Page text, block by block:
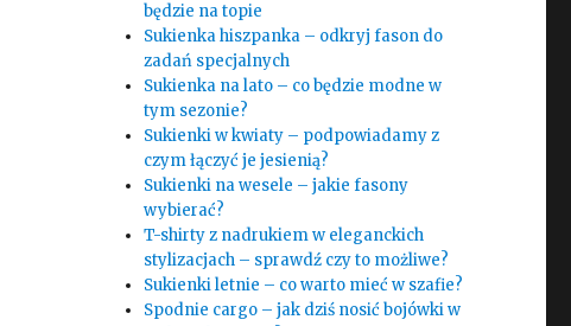
będzie na topie
Sukienka hiszpanka – odkryj fason do
zadań specjalnych
Sukienka na lato – co będzie modne w
tym sezonie?
Sukienki w kwiaty – podpowiadamy z
czym łączyć je jesienią?
Sukienki na wesele – jakie fasony
wybierać?
T-shirty z nadrukiem w eleganckich
stylizacjach – sprawdź czy to możliwe?
Sukienki letnie – co warto mieć w szafie?
Spodnie cargo – jak dziś nosić bojówki w